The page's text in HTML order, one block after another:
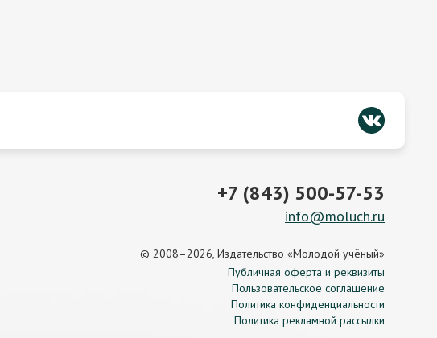
+7 (843) 500-57-53
info@moluch.ru
© 2008–2026, Издательство «Молодой учёный»
Публичная оферта и реквизиты
Пользовательское соглашение
Политика конфиденциальности
Политика рекламной рассылки